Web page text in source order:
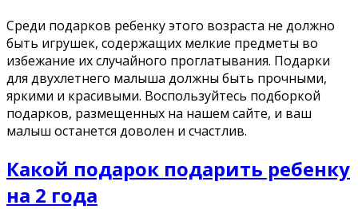
Среди подарков ребенку этого возраста не должно
быть игрушек, содержащих мелкие предметы во
избежание их случайного проглатывания. Подарки
для двухлетнего малыша должны быть прочными,
яркими и красивыми. Воспользуйтесь подборкой
подарков, размещенных на нашем сайте, и ваш
малыш останется доволен и счастлив.
Какой подарок подарить ребенку
на 2 года